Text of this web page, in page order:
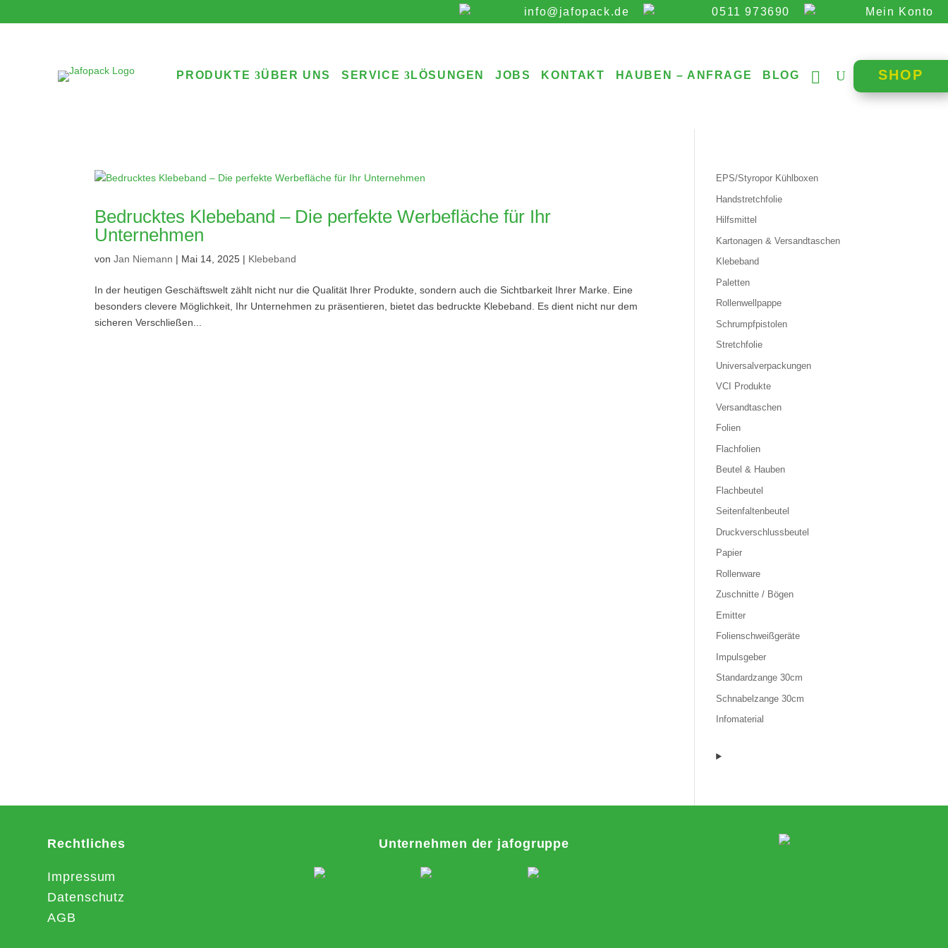
Mein Konto
0511 973690
info@jafopack.de
PRODUKTE ÜBER UNS SERVICE LÖSUNGEN JOBS KONTAKT HAUBEN – ANFRAGE BLOG SHOP
Bedrucktes Klebeband – Die perfekte Werbefläche für Ihr
Unternehmen
vonJan Niemann | Mai 14, 2025 | Klebeband
In der heutigen Geschäftswelt zählt nicht nur die Qualität Ihrer Produkte, sondern auch die Sichtbarkeit Ihrer Marke. Eine
besonders clevere Möglichkeit, Ihr Unternehmen zu präsentieren, bietet das bedruckte Klebeband. Es dient nicht nur dem
sicheren Verschließen...
EPS/Styropor Kühlboxen
Handstretchfolie
Hilfsmittel
Kartonagen & Versandtaschen
Klebeband
Paletten
Rollenwellpappe
Schrumpfpistolen
Stretchfolie
Universalverpackungen
VCI Produkte
Versandtaschen
Folien
Flachfolien
Beutel & Hauben
Flachbeutel
Seitenfaltenbeutel
Druckverschlussbeutel
Papier
Rollenware
Zuschnitte / Bögen
Emitter
Folienschweißgeräte
Impulsgeber
Standardzange 30cm
Schnabelzange 30cm
Infomaterial
Rechtliches
Impressum
Datenschutz
AGB
Unternehmen der jafogruppe